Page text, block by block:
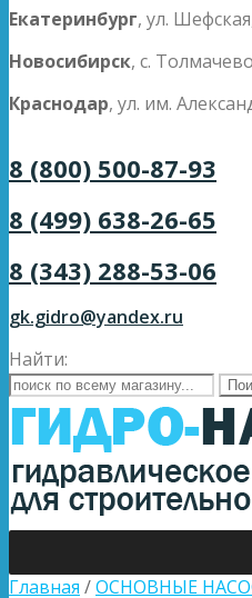
Екатеринбург, ул.
Новосибирск, с.
Краснодар, ул. им.
8 (800) 500-87-93
8 (499) 638-26-65
8 (343) 288-53-06
gk.gidro@yandex.ru
Найти:
Главная /ОСНОВНЫЕ